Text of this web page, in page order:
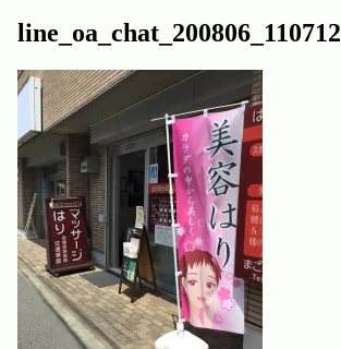
line_oa_chat_200806_110712